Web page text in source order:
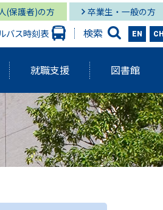
(保護者)の方 卒業生・一般の方
バス時刻表 検索 EN CH
グローバル
スタディーズ学部
学出版会
研究に関する報告書
バルスタディーズ学部
就職支援
報学部 就職状況
ルスタディーズ学部 就職状況
図書館
ャンパス図書館
ンパス メディア・サービス